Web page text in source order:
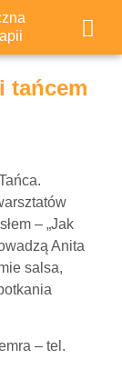
tańcem
– „Jak
Anita
salsa,
– tel.